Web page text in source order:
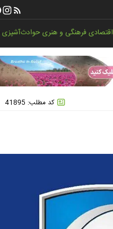
اقتصادیفرهنگی و هنریحوادثآشپزی
کد مطلب: 41895